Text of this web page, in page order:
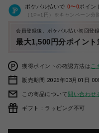
ポケパル払いで 0〜0ポイン
（1P=1円）※キャンペーン分
会員登録後、ポケパル払い初回登
最大1,500円分ポイント
獲得ポイントの確認方法は こ
販売期間 2026年03月01日
この商品について問い合わせ
ギフト：ラッピング不可